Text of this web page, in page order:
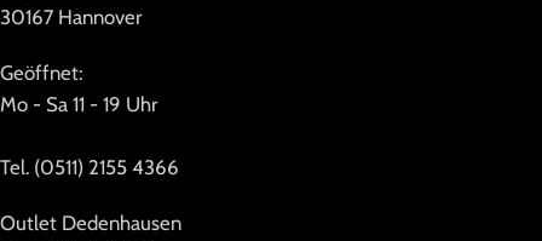
30167 Hannover
Geöffnet:
Mo - Sa 11 - 19 Uhr
Tel. (0511) 2155 4366
Outlet Dedenhausen